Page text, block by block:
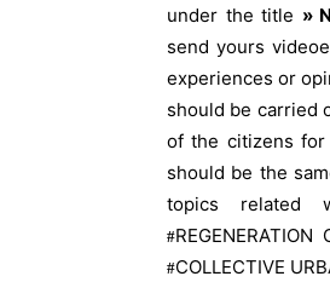
under the title »
send yours
experiences or
should be carried
of the citizens
should be the
topics related
#REGENERATION
#COLLECTIVE